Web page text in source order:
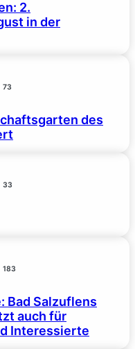
2.
in der
73
des
33
183
Bad Salzuflens
auch für
Interessierte